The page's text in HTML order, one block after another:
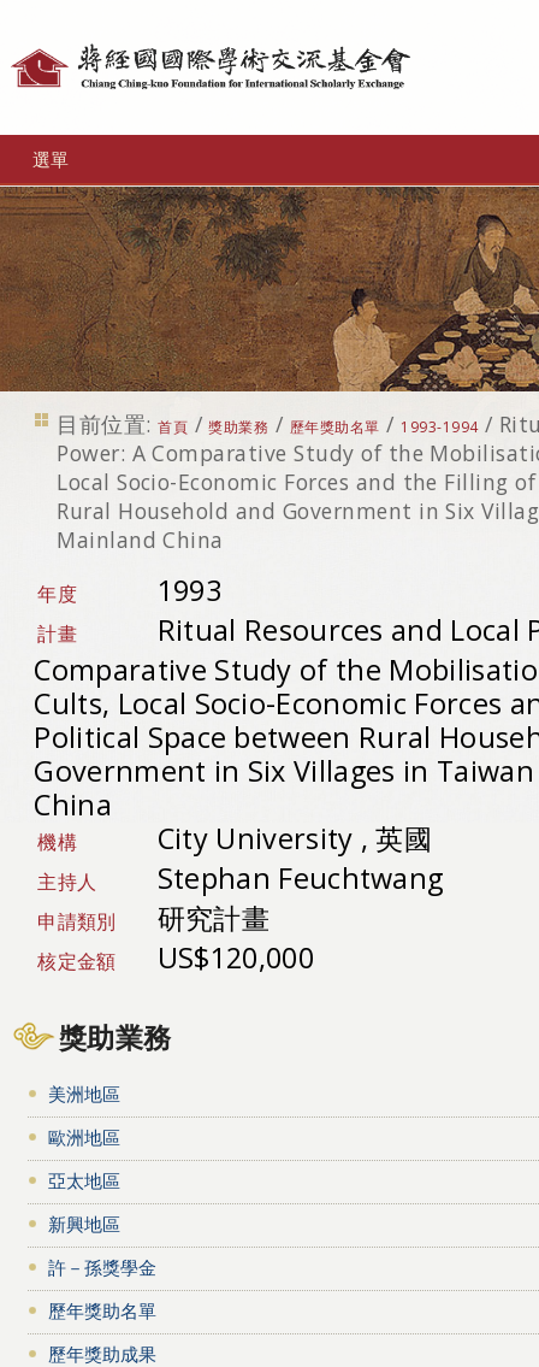
選單
目前位置: 首頁 /獎助業務 / 歷年獎助名單 / 1993-1994 /
Power: A Comparative Study of the
Local Socio-Economic Forces and the Filling
Rural Household and Government in Six
Mainland China
年度 1993
計畫
Ritual Resources and Local
Comparative Study of the
Cults, Local Socio-Economic Forces
Political Space between Rural
Government in Six Villages in
China
機構 City University , 英國
主持人 Stephan Feuchtwang
申請類別 研究計畫
核定金額 US$120,000
獎助業務
美洲地區
歐洲地區
亞太地區
新興地區
許－孫獎學金
歷年獎助名單
歷年獎助成果